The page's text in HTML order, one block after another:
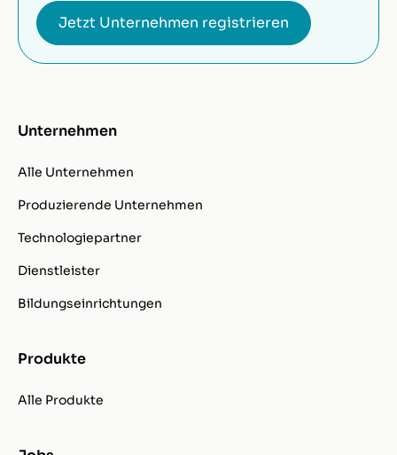
Jetzt Unternehmen registrieren
Unternehmen
Alle Unternehmen
Produzierende Unternehmen
Technologiepartner
Dienstleister
Bildungseinrichtungen
Produkte
Alle Produkte